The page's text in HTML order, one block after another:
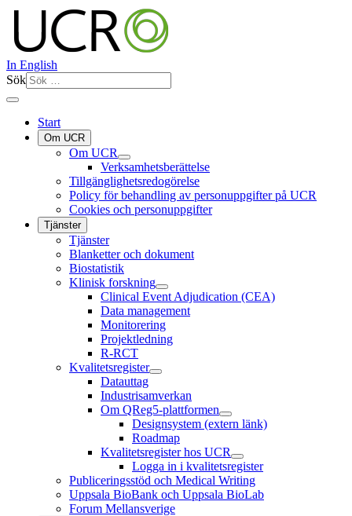
In English
Sök
Start
Om UCR
Om UCR
Verksamhetsberättelse
Tillgänglighetsredogörelse
Policy för behandling av personuppgifter på UCR
Cookies och personuppgifter
Tjänster
Tjänster
Blanketter och dokument
Biostatistik
Klinisk forskning
Clinical Event Adjudication (CEA)
Data management
Monitorering
Projektledning
R-RCT
Kvalitetsregister
Datauttag
Industrisamverkan
Om QReg5-plattformen
Designsystem (extern länk)
Roadmap
Kvalitetsregister hos UCR
Logga in i kvalitetsregister
Publiceringsstöd och Medical Writing
Uppsala BioBank och Uppsala BioLab
Forum Mellansverige